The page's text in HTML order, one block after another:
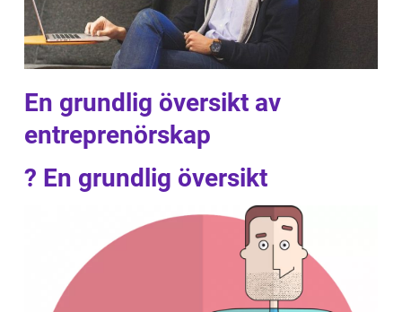
En grundlig översikt av
entreprenörskap
? En grundlig översikt